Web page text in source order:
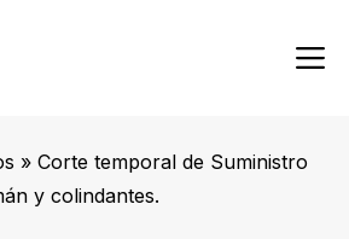
» Corte temporal de Suministro
y colindantes.